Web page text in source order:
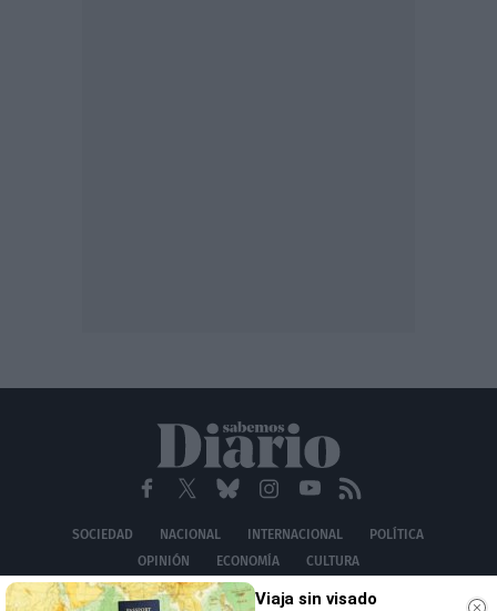
SOCIEDAD NACIONAL INTERNACIONAL
POLÍTICA
OPINIÓN
ECONOMÍA CULTURA
EQUIPO AVISO LEGAL POLÍTICA DE PRIVACIDAD POLÍTICA DE COOKIES
Viaja sin visado